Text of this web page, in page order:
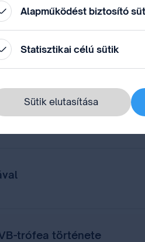
közgyűléssorozata
rendszere
trófea története
Alapműködést biztosító
Statisztikai célú sütik
Sütik elutasítása